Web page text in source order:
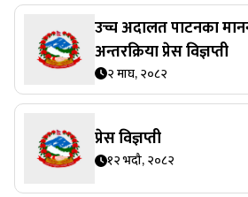
उच्च अदालत पाटनका
अन्तरक्रिया प्रेस विज्ञप्ती
२ माघ, २०८२
प्रेस विज्ञप्ती
१२ भदौ, २०८२